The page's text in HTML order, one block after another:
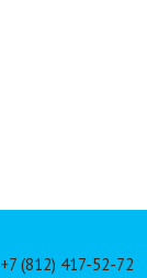
(812) 417-52-72